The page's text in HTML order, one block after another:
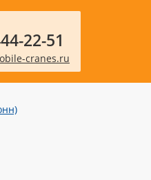
22-51
cranes.ru